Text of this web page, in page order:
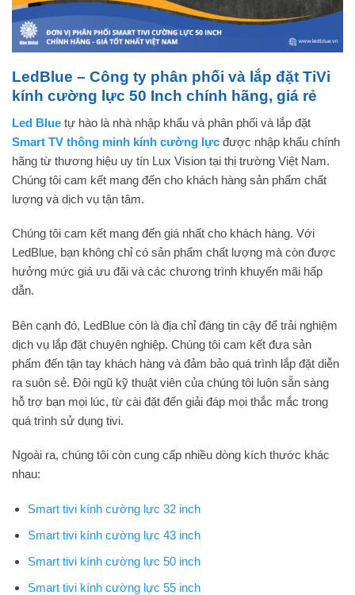
LedBlue – Công ty phân phối và lắp đặt TiVi
kính cường lực 50 Inch chính hãng, giá rẻ
Led Blue tự hào là nhà nhập khẩu và phân phối và lắp đặt
Smart TV thông minh kính cường lực được nhập khẩu chính
hãng từ thương hiệu uy tín Lux Vision tại thị trường Việt Nam.
Chúng tôi cam kết mang đến cho khách hàng sản phẩm chất
lượng và dịch vụ tận tâm.
Chúng tôi cam kết mang đến giá nhất cho khách hàng. Với
LedBlue, bạn không chỉ có sản phẩm chất lượng mà còn được
hưởng mức giá ưu đãi và các chương trình khuyến mãi hấp
dẫn.
Bên cạnh đó, LedBlue còn là địa chỉ đáng tin cậy để trải nghiệm
dịch vụ lắp đặt chuyên nghiệp. Chúng tôi cam kết đưa sản
phẩm đến tận tay khách hàng và đảm bảo quá trình lắp đặt diễn
ra suôn sẻ. Đội ngũ kỹ thuật viên của chúng tôi luôn sẵn sàng
hỗ trợ bạn mọi lúc, từ cài đặt đến giải đáp mọi thắc mắc trong
quá trình sử dụng tivi.
Ngoài ra, chúng tôi còn cung cấp nhiều dòng kích thước khác
nhau:
Smart tivi kính cường lực 32 inch
Smart tivi kính cường lực 43 inch
Smart tivi kính cường lực 50 inch
Smart tivi kính cường lực 55 inch